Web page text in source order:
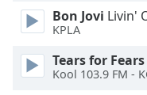
Picture-
in-
Picture
Bon Jovi Livin'
KPLA
Tears for Fears
Kool 103.9 FM -